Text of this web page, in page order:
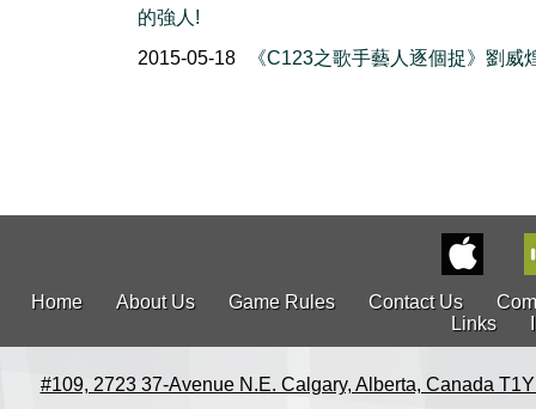
的強人!
2015-05-18
《C123之歌手藝人逐個捉》劉威
Home About Us Game Rules Contact Us
Links
#109, 2723 37-Avenue N.E. Calgary, Alberta, Canada